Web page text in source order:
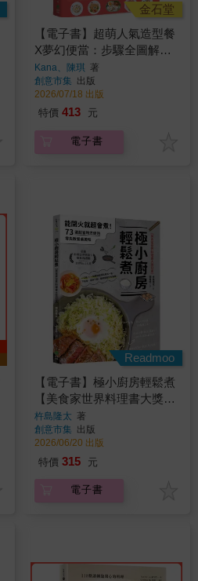
金石堂
【電子書】超萌人氣造型餐
X夢幻便當：步驟全圖解X
料理輕鬆配X圖稿照著做，
讓孩子忍不住就吃光光的可
愛食譜110+
Kana、陳琪 著
創意市集 出版
2026/07/18 出版
特價 413 元
電子書
Readmoo
【電子書】極小廚房輕鬆煮
【美食家世界料理書大獎冠
軍】
杵島隆太 著
創意市集 出版
2026/06/20 出版
特價 315 元
電子書